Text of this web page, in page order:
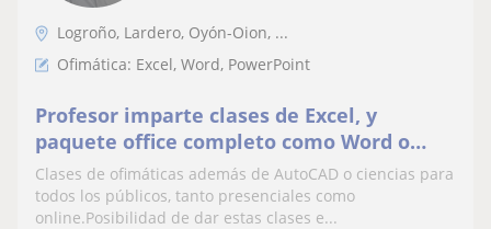
Logroño, Lardero, Oyón-Oion, ...
Ofimática: Excel, Word, PowerPoint
Profesor imparte clases de Excel, y
paquete office completo como Word o
PowerPoint, nivel principiante, medio o
alto para todos públicos
Clases de ofimáticas además de AutoCAD o ciencias para
todos los públicos, tanto presenciales como
online.Posibilidad de dar estas clases e...